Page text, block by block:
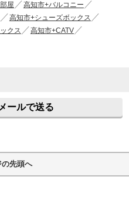
屋
高知市+バルコニー
高知市+シューズボックス
クス
高知市+CATV
ールで送る
先頭へ